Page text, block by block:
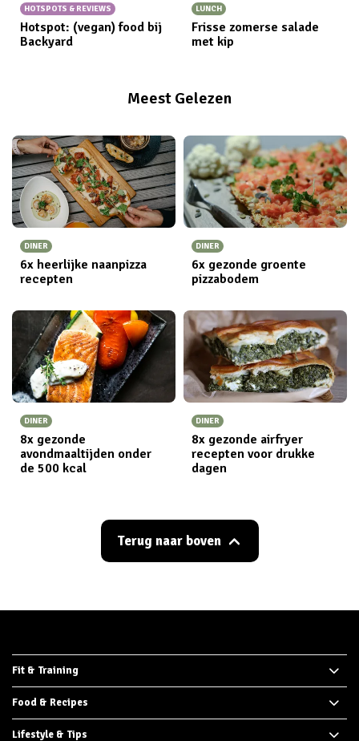
HOTSPOTS & REVIEWS
Hotspot: (vegan) food bij
Backyard
LUNCH
Frisse zomerse salade
met kip
Meest Gelezen
DINER
6x heerlijke naanpizza
recepten
DINER
6x gezonde groente
pizzabodem
DINER
8x gezonde
avondmaaltijden onder
de 500 kcal
DINER
8x gezonde airfryer
recepten voor drukke
dagen
Terug naar boven
Fit & Training
Food & Recipes
Lifestyle & Tips